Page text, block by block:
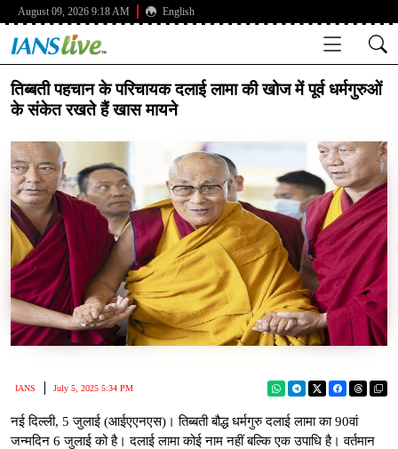
August 09, 2026 9:18 AM English
तिब्बती पहचान के परिचायक दलाई लामा की खोज में पूर्व धर्मगुरुओं
के संकेत रखते हैं खास मायने
IANS July 5, 2025 5:34 PM
नई दिल्ली, 5 जुलाई (आईएएनएस)। तिब्बती बौद्ध धर्मगुरु दलाई लामा का 90वां
जन्मदिन 6 जुलाई को है। दलाई लामा कोई नाम नहीं बल्कि एक उपाधि है। वर्तमान